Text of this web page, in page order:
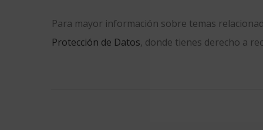
Para mayor información sobre temas
Protección de Datos, donde tienes derecho a